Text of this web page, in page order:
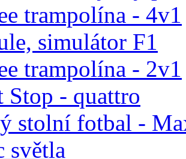
trampolína - 4v1
simulátor F1
trampolína - 2v1
Stop - quattro
stolní fotbal -
světla